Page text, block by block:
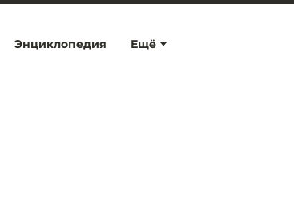
Ещё
Энциклопедия